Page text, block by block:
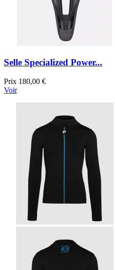
Selle Specialized Power...
Prix 180,00 €
Voir